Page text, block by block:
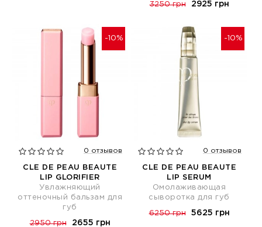
3250 грн 2925 грн
-10%
0 отзывов
CLE DE PEAU BEAUTE
LIP GLORIFIER
Увлажняющий
оттеночный бальзам для
губ
2950 грн 2655 грн
-10%
0 отзывов
CLE DE PEAU BEAUTE
LIP SERUM
Омолаживающая
сыворотка для губ
6250 грн 5625 грн